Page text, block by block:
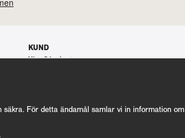
KUND
Våra Gåvokort
nyrostat@kafferosterietkoppar.se
För detta ändamål samlar vi in information om